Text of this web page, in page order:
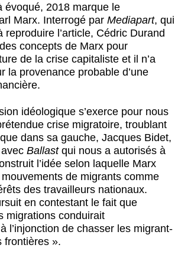
évoqué, 2018 marque le
Marx. Interrogé par Mediapart, qui
reproduire l’article, Cédric Durand
concepts de Marx pour
de la crise capitaliste et il n’a
la provenance probable d’une
idéologique s’exerce pour nous
crise migratoire, troublant
dans sa gauche, Jacques Bidet,
Ballast qui nous a autorisés à
l’idée selon laquelle Marx
de migrants comme
des travailleurs nationaux.
en contestant le fait que
migrations conduirait
l’injonction de chasser les migrant-
frontières ».